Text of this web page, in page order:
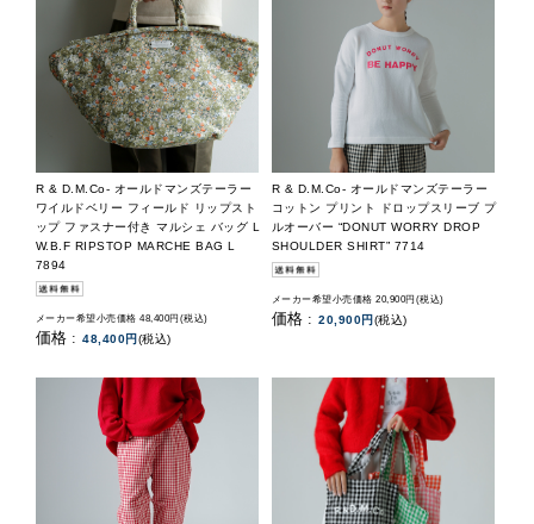
R & D.M.Co- オールドマンズテーラー
ワイルドベリー フィールド リップスト
ップ ファスナー付き マルシェ バッグ L
W.B.F RIPSTOP MARCHE BAG L
7894
メーカー希望小売価格 48,400円(税込)
価格 : 48,400円(税込)
R & D.M.Co- オールドマンズテーラー
コットン プリント ドロップスリーブ プ
ルオーバー “DONUT WORRY DROP
SHOULDER SHIRT” 7714
メーカー希望小売価格 20,900円(税込)
価格 : 20,900円(税込)